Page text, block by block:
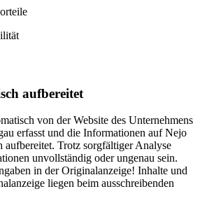
aufbereitet
von der Website des Unternehmens
erfasst und die Informationen auf Nejo
Trotz sorgfältiger Analyse
unvollständig oder ungenau sein.
in der Originalanzeige! Inhalte und
liegen beim ausschreibenden